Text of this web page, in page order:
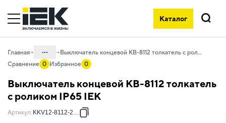
Каталог
Поиск
Главная ...
07. Оборудование коммутационное и
устройства управления
07.03 Пускатели, выключатели
Выключатель концевой КВ-8112 толкатель с роликом IP65 IEK
Сравнение 0 Избранное 0
Выключатель концевой КВ-8112 толкатель
с роликом IP65 IEK
Артикул: KKV12-8112-2-65